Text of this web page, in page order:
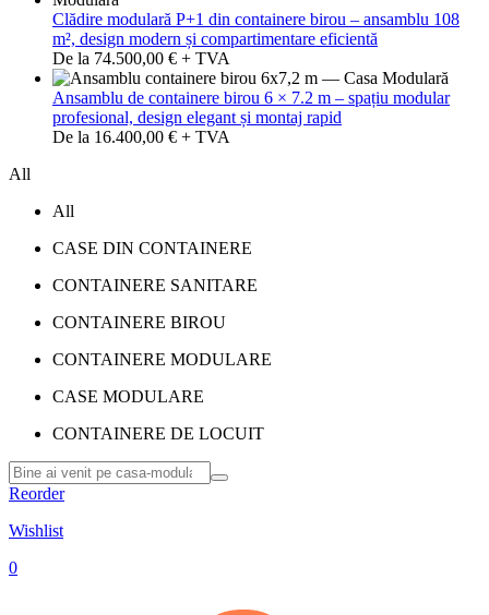
Clădire modulară P+1 din containere birou – ansamblu 108
m², design modern și compartimentare eficientă
De la 74.500,00 € + TVA
Ansamblu de containere birou 6 × 7.2 m – spațiu modular
profesional, design elegant și montaj rapid
De la 16.400,00 € + TVA
All
All
CASE DIN CONTAINERE
CONTAINERE SANITARE
CONTAINERE BIROU
CONTAINERE MODULARE
CASE MODULARE
CONTAINERE DE LOCUIT
Reorder
Wishlist
0